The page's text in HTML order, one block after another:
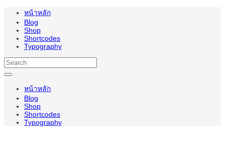
หน้าหลัก
Blog
Shop
Shortcodes
Typography
หน้าหลัก
Blog
Shop
Shortcodes
Typography